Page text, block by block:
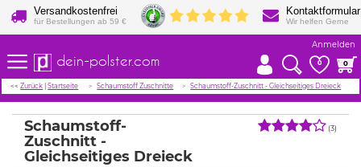
Versandkostenfrei
für Bestellungen ab 59 €
Kontaktformular
Wir helfen Gerne
dein-polster.com
Anmelden
0 0
<<Zurück |Startseite Schaumstoff Zuschnitte Schaumstoff-Zuschnitt - Gleichseitiges Dreieck
Schaumstoff-
Zuschnitt -
Gleichseitiges Dreieck
(3)